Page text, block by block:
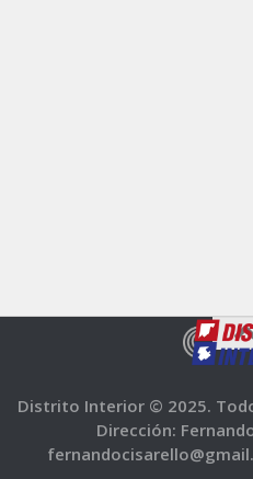
Distrito Interior © 2025.
Dirección: